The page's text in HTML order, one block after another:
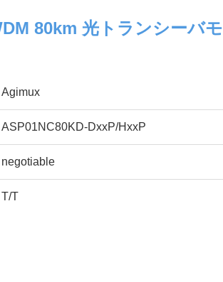
80km 光トランシーバモ
Agimux
ASP01NC80KD-DxxP/HxxP
negotiable
T/T